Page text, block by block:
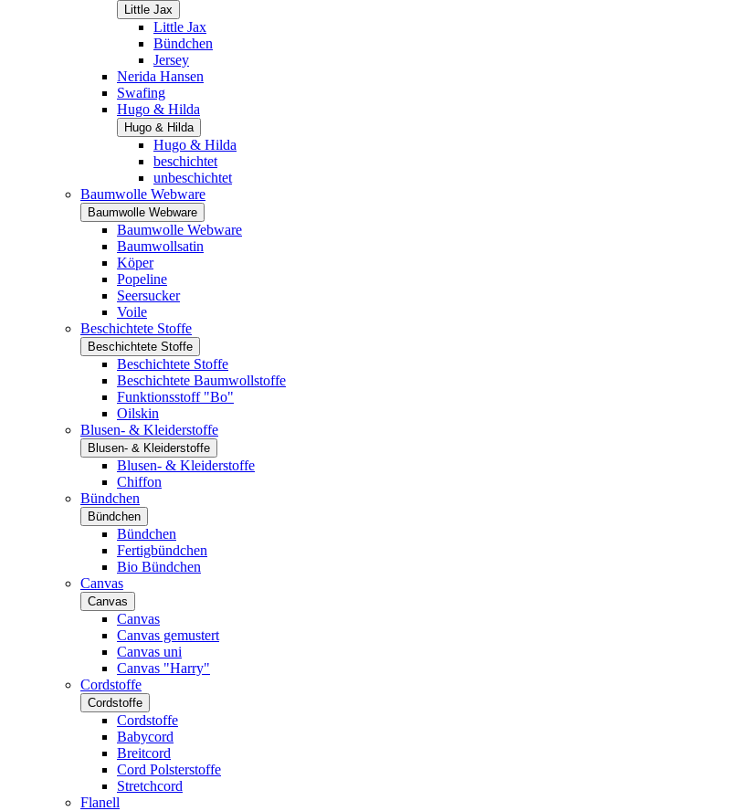
Little Jax
Little Jax
Bündchen
Jersey
Nerida Hansen
Swafing
Hugo & Hilda
Hugo & Hilda
Hugo & Hilda
beschichtet
unbeschichtet
Baumwolle Webware
Baumwolle Webware
Baumwolle Webware
Baumwollsatin
Köper
Popeline
Seersucker
Voile
Beschichtete Stoffe
Beschichtete Stoffe
Beschichtete Stoffe
Beschichtete Baumwollstoffe
Funktionsstoff "Bo"
Oilskin
Blusen- & Kleiderstoffe
Blusen- & Kleiderstoffe
Blusen- & Kleiderstoffe
Chiffon
Bündchen
Bündchen
Bündchen
Fertigbündchen
Bio Bündchen
Canvas
Canvas
Canvas
Canvas gemustert
Canvas uni
Canvas "Harry"
Cordstoffe
Cordstoffe
Cordstoffe
Babycord
Breitcord
Cord Polsterstoffe
Stretchcord
Flanell